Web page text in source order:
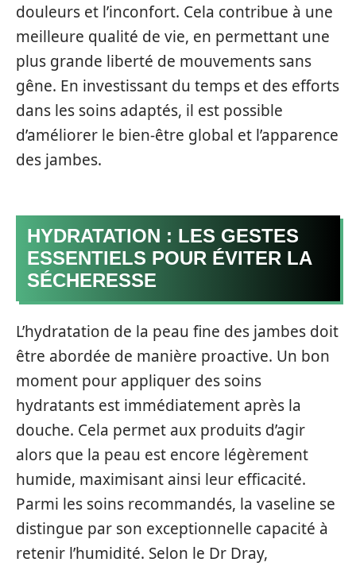
douleurs et l’inconfort. Cela contribue à une
meilleure qualité de vie, en permettant une
plus grande liberté de mouvements sans
gêne. En investissant du temps et des efforts
dans les soins adaptés, il est possible
d’améliorer le bien-être global et l’apparence
des jambes.
HYDRATATION : LES GESTES
ESSENTIELS POUR ÉVITER LA
SÉCHERESSE
L’hydratation de la peau fine des jambes doit
être abordée de manière proactive. Un bon
moment pour appliquer des soins
hydratants est immédiatement après la
douche. Cela permet aux produits d’agir
alors que la peau est encore légèrement
humide, maximisant ainsi leur efficacité.
Parmi les soins recommandés, la vaseline se
distingue par son exceptionnelle capacité à
retenir l’humidité. Selon le Dr Dray,